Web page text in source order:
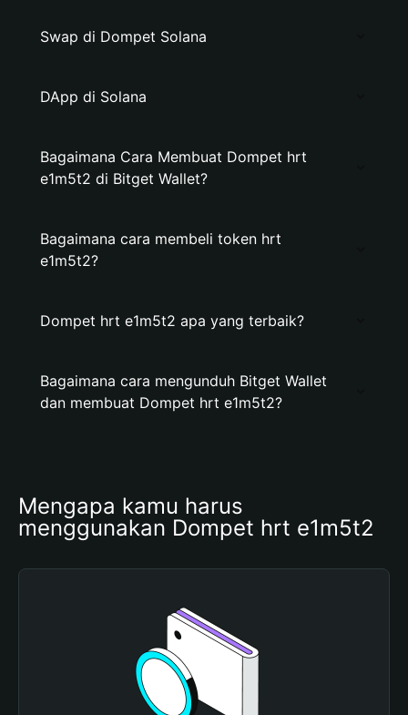
Swap di Dompet Solana
DApp di Solana
Bagaimana Cara Membuat Dompet hrt
e1m5t2 di Bitget Wallet?
Bagaimana cara membeli token hrt
e1m5t2?
Dompet hrt e1m5t2 apa yang terbaik?
Bagaimana cara mengunduh Bitget Wallet
dan membuat Dompet hrt e1m5t2?
Mengapa kamu harus
menggunakan Dompet hrt e1m5t2